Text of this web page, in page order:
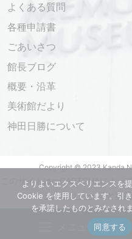
よくある質問
各種申請書
ごあいさつ
館長ブログ
概要・沿革
美術館だより
神田日勝について
Copyright © 2023 Kanda
このサイトはreCAPTCHAによ
シーポリシー
と 利
メニュー
よりよいエクスペリエンスを
Cookie を使用しています。引
を承諾したものとみなされ
同意する